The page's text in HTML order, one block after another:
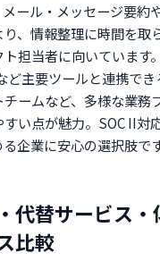
メール・メッセージ要
り、情報整理に時間を取
担当者に向いています
ど主要ツールと連携で
ームなど、多様な業務
い点が魅力。SOC II対
企業に安心の選択肢です
代替サービス・
比較